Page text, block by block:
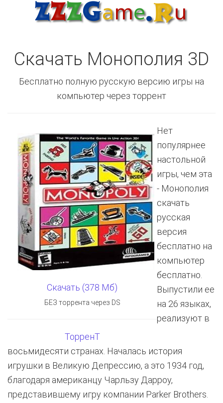
Скачать Монополия 3D
Бесплатно полную русскую версию игры на
компьютер через торрент
Скачать (378 Мб)
БЕЗ торрента через DS
ТорренТ
Нет
популярнее
настольной
игры, чем эта
- Монополия
скачать
русская
версия
бесплатно на
компьютер
бесплатно.
Выпустили ее
на 26 языках,
реализуют в
восьмидесяти странах. Началась история
игрушки в Великую Депрессию, а это 1934 год,
благодаря американцу Чарльзу Дарроу,
представившему игру компании Parker Brothers.